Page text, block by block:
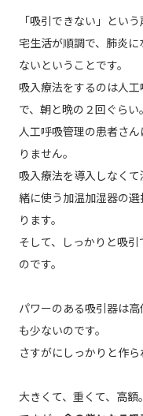
「吸引できない」とい
宅生活が順調で、肺炎
ないということです。
吸入療法をするのは人
で、朝と晩の２回ぐらい。
人工呼吸管理の患者さ
りません。
吸入療法を導入しなく
緒に使う加温加湿器の
ります。
そして、しっかりと吸
のです。
パワーのある吸引器は
も少ないのです。
さすがにしっかりと作ら
大きくて、重くて、高額。